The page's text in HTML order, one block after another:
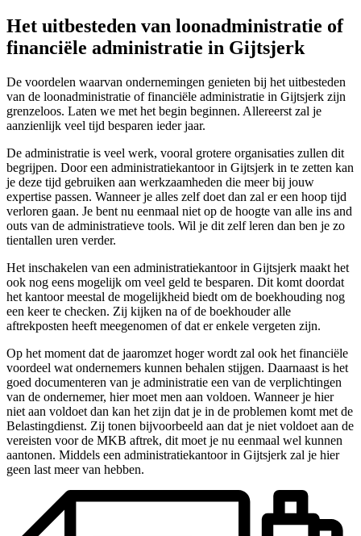
Het uitbesteden van loonadministratie of
financiële administratie in Gijtsjerk
De voordelen waarvan ondernemingen genieten bij het uitbesteden
van de loonadministratie of financiële administratie in Gijtsjerk zijn
grenzeloos. Laten we met het begin beginnen. Allereerst zal je
aanzienlijk veel tijd besparen ieder jaar.
De administratie is veel werk, vooral grotere organisaties zullen dit
begrijpen. Door een administratiekantoor in Gijtsjerk in te zetten kan
je deze tijd gebruiken aan werkzaamheden die meer bij jouw
expertise passen. Wanneer je alles zelf doet dan zal er een hoop tijd
verloren gaan. Je bent nu eenmaal niet op de hoogte van alle ins and
outs van de administratieve tools. Wil je dit zelf leren dan ben je zo
tientallen uren verder.
Het inschakelen van een administratiekantoor in Gijtsjerk maakt het
ook nog eens mogelijk om veel geld te besparen. Dit komt doordat
het kantoor meestal de mogelijkheid biedt om de boekhouding nog
een keer te checken. Zij kijken na of de boekhouder alle
aftrekposten heeft meegenomen of dat er enkele vergeten zijn.
Op het moment dat de jaaromzet hoger wordt zal ook het financiële
voordeel wat ondernemers kunnen behalen stijgen. Daarnaast is het
goed documenteren van je administratie een van de verplichtingen
van de ondernemer, hier moet men aan voldoen. Wanneer je hier
niet aan voldoet dan kan het zijn dat je in de problemen komt met de
Belastingdienst. Zij tonen bijvoorbeeld aan dat je niet voldoet aan de
vereisten voor de MKB aftrek, dit moet je nu eenmaal wel kunnen
aantonen. Middels een administratiekantoor in Gijtsjerk zal je hier
geen last meer van hebben.